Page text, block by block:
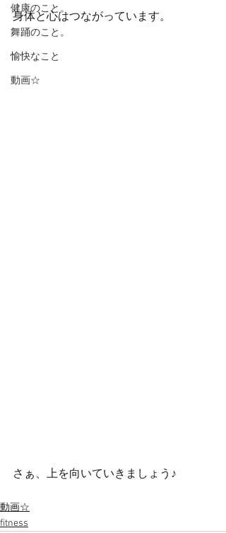
健康のこと。
舞踊のこと。
愉快なこと
動画☆
身体と心はつながっています。
さぁ、上を向いていきましょう♪
動画☆
fitness